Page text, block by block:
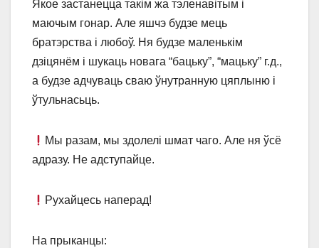
Якое застанецца такім жа тэленавітым і
маючым гонар. Але яшчэ будзе мець
братэрства і любоў. Ня будзе маленькім
дзіцянём і шукаць новага “бацьку”, “мацьку” г.д.,
а будзе адчуваць сваю ўнутранную цяплыню і
ўтульнасьць.
Мы разам, мы здолелі шмат чаго. Але ня ўсё
адразу. Не адступайце.
Рухайцесь наперад!
На прыканцы: